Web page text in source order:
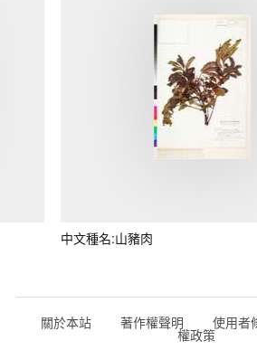
中文種名:山豬肉
關於本站 著作權聲明 使用者
權政策